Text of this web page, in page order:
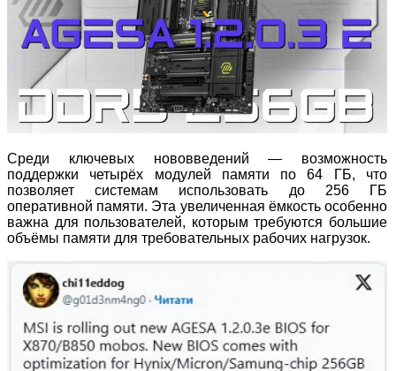
Среди ключевых нововведений — возможность
поддержки четырёх модулей памяти по 64 ГБ, что
позволяет системам использовать до 256 ГБ
оперативной памяти. Эта увеличенная ёмкость особенно
важна для пользователей, которым требуются большие
объёмы памяти для требовательных рабочих нагрузок.